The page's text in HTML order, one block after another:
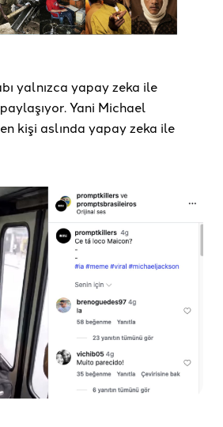
yalnızca yapay zeka ile
Yani Michael
kişi aslında yapay zeka ile